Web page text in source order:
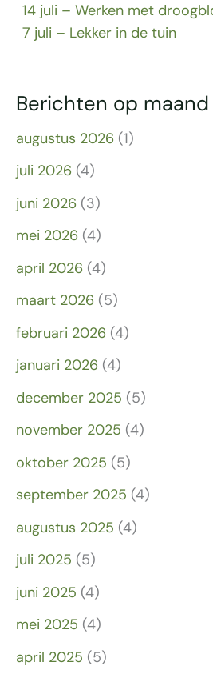
14 juli – Werken met
7 juli – Lekker in de tuin
Berichten op maand
augustus 2026 (1)
juli 2026 (4)
juni 2026 (3)
mei 2026 (4)
april 2026 (4)
maart 2026 (5)
februari 2026 (4)
januari 2026 (4)
december 2025 (5)
november 2025 (4)
oktober 2025 (5)
september 2025 (4)
augustus 2025 (4)
juli 2025 (5)
juni 2025 (4)
mei 2025 (4)
april 2025 (5)